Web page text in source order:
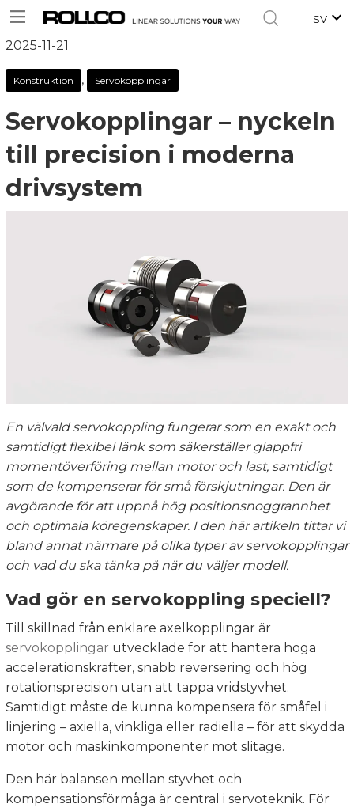
SV
2025-11-21
Konstruktion , Servokopplingar
Servokopplingar – nyckeln
till precision i moderna
drivsystem
En välvald servokoppling fungerar som en exakt och
samtidigt flexibel länk som säkerställer glappfri
momentöverföring mellan motor och last, samtidigt
som de kompenserar för små förskjutningar. Den är
avgörande för att uppnå hög positionsnoggrannhet
och optimala köregenskaper. I den här artikeln tittar vi
bland annat närmare på olika typer av servokopplingar
och vad du ska tänka på när du väljer modell.
Vad gör en servokoppling speciell?
Till skillnad från enklare axelkopplingar är
servokopplingar utvecklade för att hantera höga
accelerationskrafter, snabb reversering och hög
rotationsprecision utan att tappa vridstyvhet.
Samtidigt måste de kunna kompensera för småfel i
linjering – axiella, vinkliga eller radiella – för att skydda
motor och maskinkomponenter mot slitage.
Den här balansen mellan styvhet och
kompensationsförmåga är central i servoteknik. För